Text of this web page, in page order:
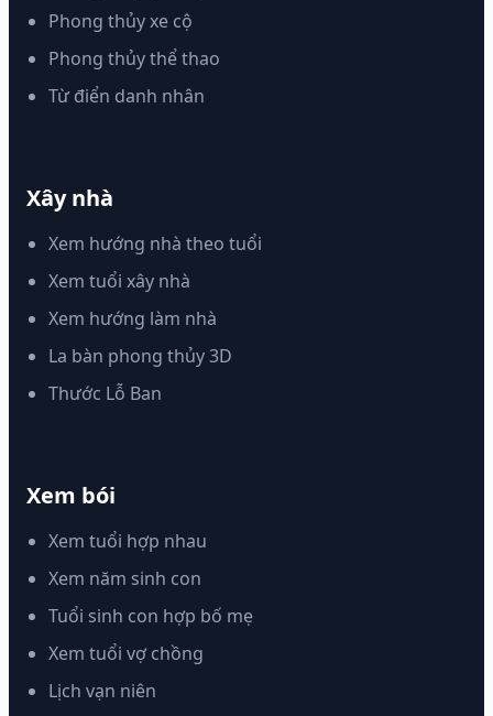
Phong thủy xe cộ
Phong thủy thể thao
Từ điển danh nhân
Xây nhà
Xem hướng nhà theo tuổi
Xem tuổi xây nhà
Xem hướng làm nhà
La bàn phong thủy 3D
Thước Lỗ Ban
Xem bói
Xem tuổi hợp nhau
Xem năm sinh con
Tuổi sinh con hợp bố mẹ
Xem tuổi vợ chồng
Lịch vạn niên